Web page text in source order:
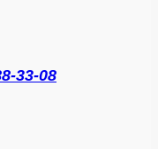
33-08